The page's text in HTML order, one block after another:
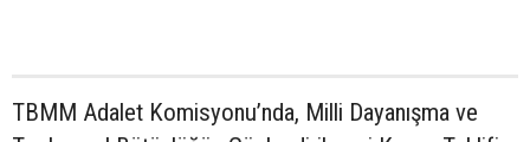
TBMM Adalet Komisyonu’nda, Milli Dayanışma ve